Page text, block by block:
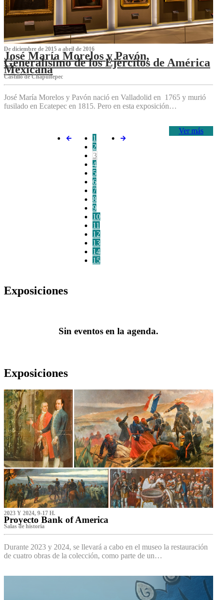
De diciembre de 2015 a abril de 2016
José María Morelos y Pavón,
Generalísimo de los Ejércitos de América
Mexicana
C‌astillo de Chapultepec
José María Morelos y Pavón nació en Valladolid en 1765 y murió
fusilado en Ecatepec en 1815. Pero en esta exposición…
Ver más
1
2
3
4
5
6
7
8
9
10
11
12
13
14
15
Exposiciones
Sin eventos en la agenda.
Exposiciones
2023 Y 2024, 9-17 H.
Proyecto Bank of America
S‌alas de historia
Durante 2023 y 2024, se llevará a cabo en el museo la restauración
de cuatro obras de la colección, como parte de un…